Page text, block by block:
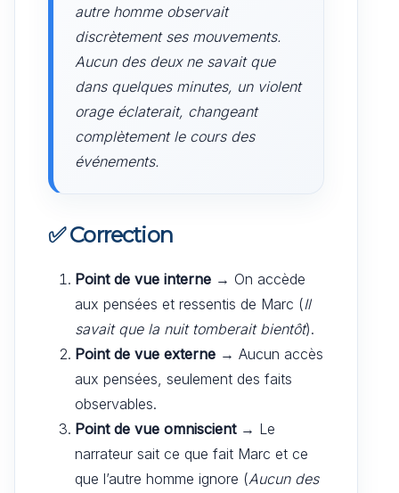
autre homme observait
discrètement ses mouvements.
Aucun des deux ne savait que
dans quelques minutes, un violent
orage éclaterait, changeant
complètement le cours des
événements.
✅Correction
Point de vue interne → On accède
aux pensées et ressentis de Marc (Il
savait que la nuit tomberait bientôt).
Point de vue externe → Aucun accès
aux pensées, seulement des faits
observables.
Point de vue omniscient→ Le
narrateur sait ce que fait Marc et ce
que l’autre homme ignore (Aucun des